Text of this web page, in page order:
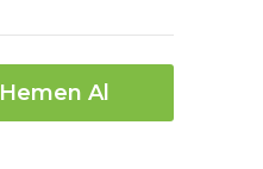
Hemen Al